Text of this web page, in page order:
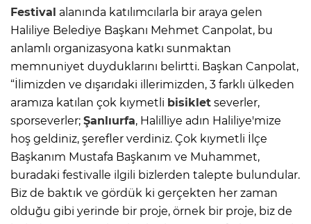
Festival alanında katılımcılarla bir araya gelen
Haliliye Belediye Başkanı Mehmet Canpolat, bu
anlamlı organizasyona katkı sunmaktan
memnuniyet duyduklarını belirtti. Başkan Canpolat,
“İlimizden ve dışarıdaki illerimizden, 3 farklı ülkeden
aramıza katılan çok kıymetli bisiklet severler,
sporseverler; Şanlıurfa, Halilliye adın Haliliye'mize
hoş geldiniz, şerefler verdiniz. Çok kıymetli İlçe
Başkanım Mustafa Başkanım ve Muhammet,
buradaki festivalle ilgili bizlerden talepte bulundular.
Biz de baktık ve gördük ki gerçekten her zaman
olduğu gibi yerinde bir proje, örnek bir proje, biz de